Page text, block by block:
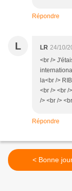
Répondre
L LR 24/10/
<br />
la<br />
<br /> <br /
/> <br />
Répondre
< Bonne